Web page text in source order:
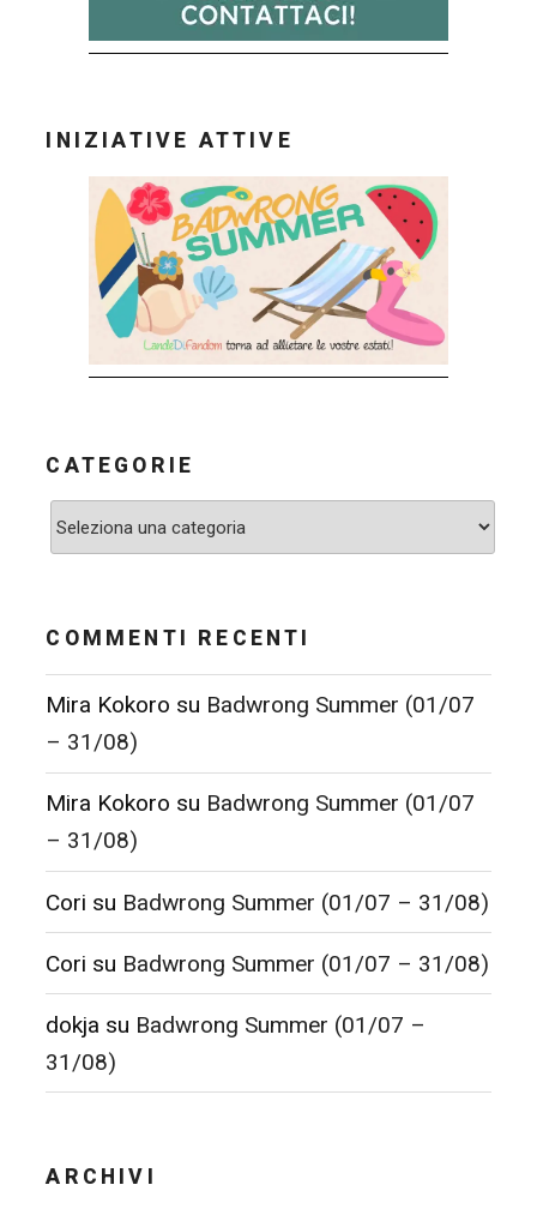
INIZIATIVE ATTIVE
CATEGORIE
Categorie
COMMENTI RECENTI
Mira Kokoro su Badwrong Summer (01/07
– 31/08)
Mira Kokoro su Badwrong Summer (01/07
– 31/08)
Cori su Badwrong Summer (01/07 – 31/08)
Cori su Badwrong Summer (01/07 – 31/08)
dokja su Badwrong Summer (01/07 –
31/08)
ARCHIVI